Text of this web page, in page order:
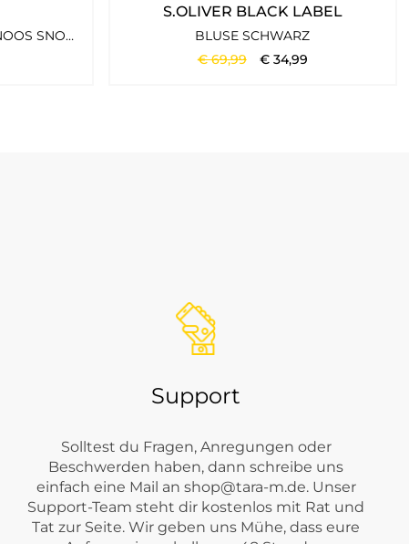
VMDEBBIE PLEAT S/L TOP NOOS SNOW WHITE
S.OLIVER BLACK LABEL
BLUSE SCHWARZ
€69,99 € 34,99
Support
Solltest du Fragen, Anregungen oder
Beschwerden haben, dann schreibe uns
einfach eine Mail an shop@tara-m.de. Unser
Support-Team steht dir kostenlos mit Rat und
Tat zur Seite. Wir geben uns Mühe, dass eure